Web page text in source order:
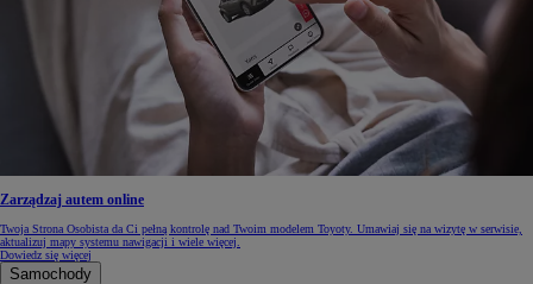
Zarządzaj autem online
Twoja Strona Osobista da Ci pełną kontrolę nad Twoim modelem Toyoty. Umawiaj się na wizytę w serwisie,
aktualizuj mapy systemu nawigacji i wiele więcej.
Dowiedz się więcej
Samochody